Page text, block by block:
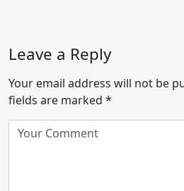
Leave a Reply
Your email address will not be
fields are marked *